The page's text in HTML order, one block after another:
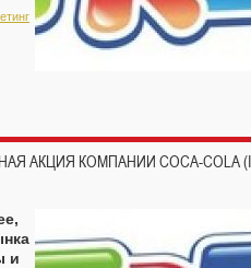
АКЦИЯ КОМПАНИИ COCA-COLA
и